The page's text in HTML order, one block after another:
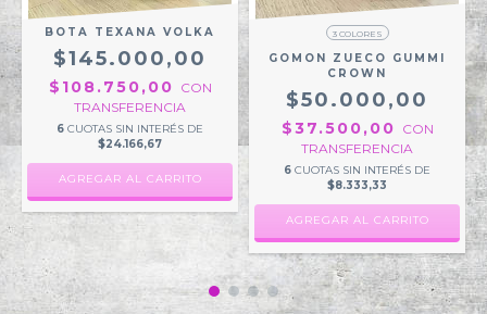
BOTA TEXANA VOLKA
$145.000,00
$108.750,00 CON
TRANSFERENCIA
6 CUOTAS SIN INTERÉS DE
$24.166,67
AGREGAR AL CARRITO
3 COLORES
GOMON ZUECO GUMMI
CROWN
$50.000,00
$37.500,00 CON
TRANSFERENCIA
6 CUOTAS SIN INTERÉS DE
$8.333,33
AGREGAR AL CARRITO